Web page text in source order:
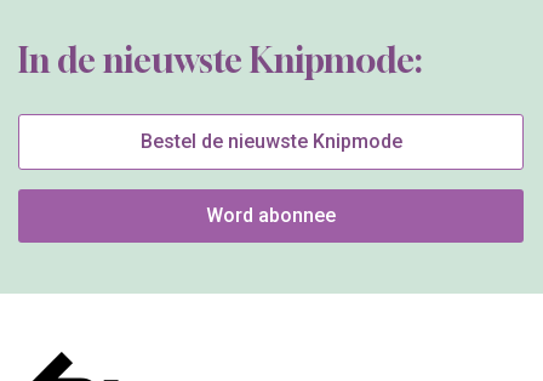
In de nieuwste Knipmode:
Bestel de nieuwste Knipmode
Word abonnee